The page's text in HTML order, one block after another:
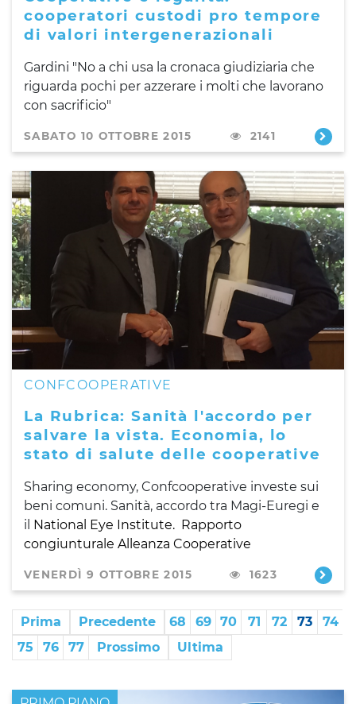
cooperatori custodi pro tempore
di valori intergenerazionali
Gardini "No a chi usa la cronaca giudiziaria che
riguarda pochi per azzerare i molti che lavorano
con sacrificio"
SABATO 10 OTTOBRE 2015 2141
CONFCOOPERATIVE
La Rubrica: Sanità l'accordo per
salvare la vista. Economia, lo
stato di salute delle cooperative
Sharing economy, Confcooperative investe sui
beni comuni. Sanità, accordo tra Magi-Euregi e
il National Eye Institute. Rapporto
congiunturale Alleanza Cooperative
VENERDÌ 9 OTTOBRE 2015 1623
Prima Precedente 68 69 70 71 72 73
74
75
76 77 Prossimo Ultima